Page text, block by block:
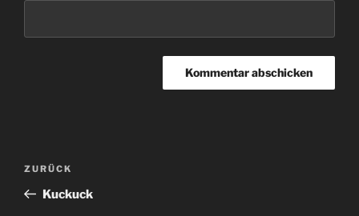
Beitragsnavigation
Vorheriger
Beitrag
ZURÜCK
Kuckuck